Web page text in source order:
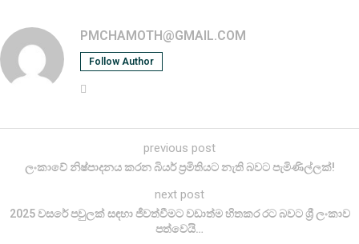
PMCHAMOTH@GMAIL.COM
Follow Author
previous post
ලංකාවේ නිෂ්පාදනය කරන බියර් ප්‍රමිතියට නැති බවට පැමිණිල්ලක්!
next post
2025 වසරේ පවුලක් සඳහා ජීවත්වීමට වඩාත්ම හිතකර රට බවට ශ්‍රී ලංකාව
පත්වෙයි…